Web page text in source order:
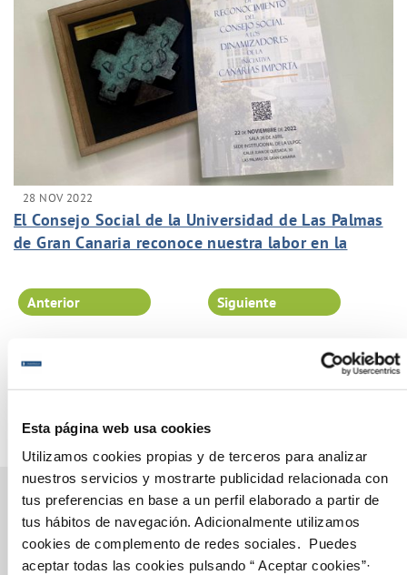
Esta página web usa cookies
Utilizamos cookies propias y de terceros para analizar
nuestros servicios y mostrarte publicidad relacionada con
tus preferencias en base a un perfil elaborado a partir de
tus hábitos de navegación. Adicionalmente utilizamos
cookies de complemento de redes sociales. Puedes
aceptar todas las cookies pulsando “ Aceptar cookies”·
28 NOV 2022
El Consejo Social de la Universidad de Las Palmas
de Gran Canaria reconoce nuestra labor en la
Página 19 de 102
Anterior Siguiente
Gestiones Online